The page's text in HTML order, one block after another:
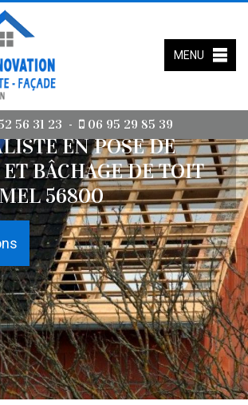
56 31 23 - 06 95 29 85 39
MENU
EN POSE DE
BÂCHAGE DE TOIT
56800